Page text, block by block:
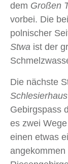
dem Großen
vorbei. Die
polnischer
Stwa ist der
Die nächste
Schlesierhaus
Gebirgspass
es zwei
einen etwas